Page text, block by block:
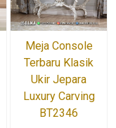
Meja Console
Terbaru Klasik
Ukir Jepara
Luxury Carving
BT2346